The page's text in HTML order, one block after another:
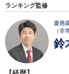
ランキング監修
慶應
（非
鈴